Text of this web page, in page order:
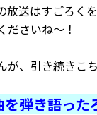
放送はすごろく
ださいね～！
、引き続きこ
を弾き語った